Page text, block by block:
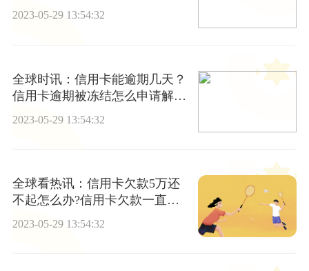
进监狱有影响吗？
2023-05-29 13:54:32
全球时讯：信用卡能逾期几天？
信用卡逾期被冻结怎么申请解
2023-05-29 13:54:32
全球看热讯：信用卡欠款5万还
不起怎么办?信用卡欠款一直不
2023-05-29 13:54:32